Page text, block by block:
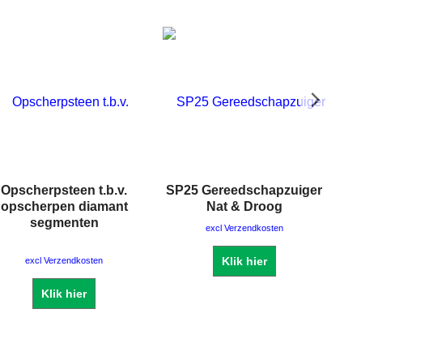
Opscherpsteen t.b.v.
opscherpen diamant
segmenten
excl Verzendkosten
Klik hier
SP25 Gereedschapzuiger
Nat & Droog
excl Verzendkosten
Klik hier